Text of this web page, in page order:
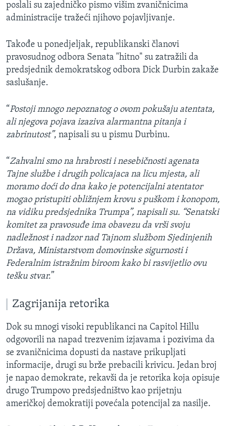
poslali su zajedničko pismo višim zvaničnicima
administracije tražeći njihovo pojavljivanje.
Takođe u ponedjeljak, republikanski članovi
pravosudnog odbora Senata "hitno" su zatražili da
predsjednik demokratskog odbora Dick Durbin zakaže
saslušanje.
“Postoji mnogo nepoznatog o ovom pokušaju atentata,
ali njegova pojava izaziva alarmantna pitanja i
zabrinutost”, napisali su u pismu Durbinu.
“Zahvalni smo na hrabrosti i nesebičnosti agenata
Tajne službe i drugih policajaca na licu mjesta, ali
moramo doći do dna kako je potencijalni atentator
mogao pristupiti obližnjem krovu s puškom i konopom,
na vidiku predsjednika Trumpa”, napisali su. “Senatski
komitet za pravosuđe ima obavezu da vrši svoju
nadležnost i nadzor nad Tajnom službom Sjedinjenih
Država, Ministarstvom domovinske sigurnosti i
Federalnim istražnim biroom kako bi rasvijetlio ovu
tešku stvar.”
Zagrijanija retorika
Dok su mnogi visoki republikanci na Capitol Hillu
odgovorili na napad trezvenim izjavama i pozivima da
se zvaničnicima dopusti da nastave prikupljati
informacije, drugi su brže prebacili krivicu. Jedan broj
je napao demokrate, rekavši da je retorika koja opisuje
drugo Trumpovo predsjedništvo kao prijetnju
američkoj demokratiji povećala potencijal za nasilje.